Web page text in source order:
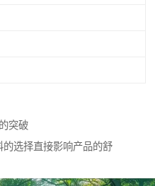
突破
选择直接影响产品的舒